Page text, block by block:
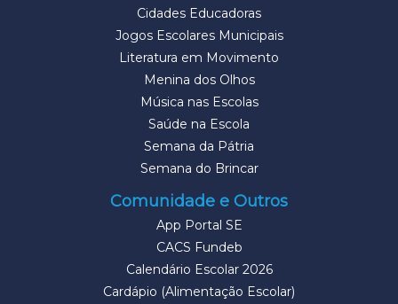
Cidades Educadoras
Jogos Escolares Municipais
Literatura em Movimento
Menina dos Olhos
Música nas Escolas
Saúde na Escola
Semana da Pátria
Semana do Brincar
Comunidade e Outros
App Portal SE
CACS Fundeb
Calendário Escolar 2026
Cardápio (Alimentação Escolar)